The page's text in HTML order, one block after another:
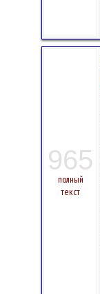
965
полный
текст